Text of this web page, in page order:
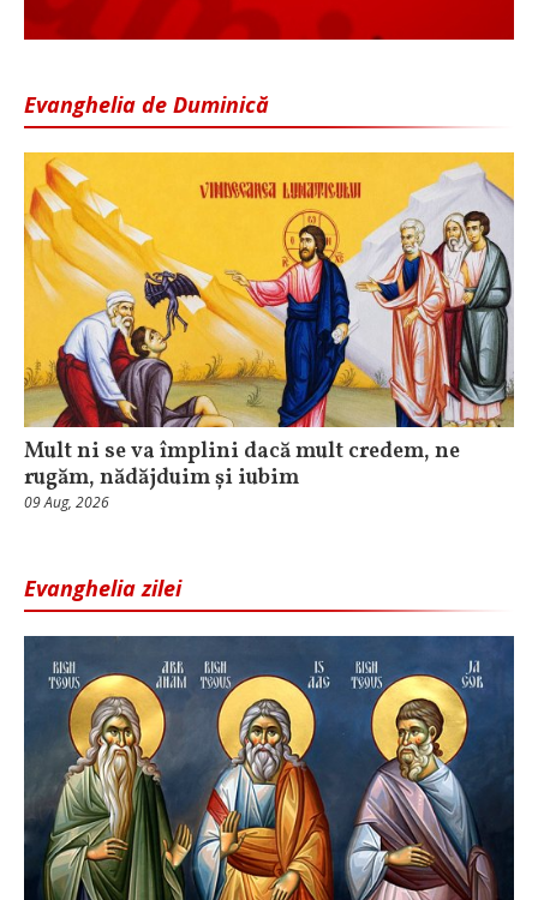
Evanghelia de Duminică
Mult ni se va împlini dacă mult credem, ne
rugăm, nădăjduim și iubim
09 Aug, 2026
Evanghelia zilei